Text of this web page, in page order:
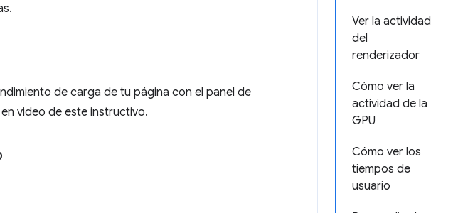
Ver la actividad
del
renderizador
Cómo ver la
actividad de la
GPU
Cómo ver los
tiempos de
usuario
de carga de tu página con el panel de
video de este instructivo.